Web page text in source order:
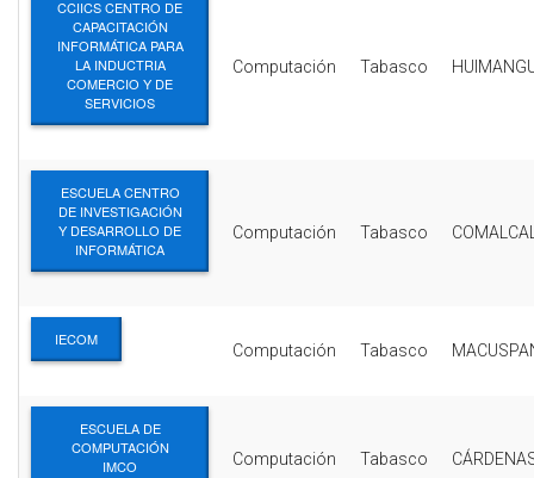
CCIICS CENTRO DE
CAPACITACIÓN
INFORMÁTICA PARA
LA INDUCTRIA
COMERCIO Y DE
SERVICIOS
Computación Tabasco
ESCUELA CENTRO
DE INVESTIGACIÓN
Y DESARROLLO DE
INFORMÁTICA
Computación Tabasco
IECOM
Computación Tabasco
ESCUELA DE
COMPUTACIÓN
IMCO
Computación Tabasco